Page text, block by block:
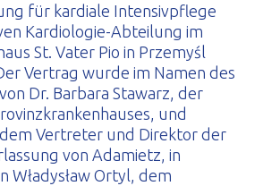
für kardiale Intensivpflege
Kardiologie-Abteilung im
St. Vater Pio in Przemyśl
Vertrag wurde im Namen des
Dr. Barbara Stawarz, der
und
Vertreter und Direktor der
von Adamietz, in
Władysław Ortyl, dem